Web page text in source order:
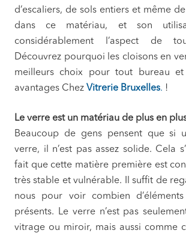
d’escaliers, de sols entiers et même
dans ce matériau, et son
considérablement l’aspect de
Découvrez pourquoi les cloisons en
meilleurs choix pour tout bureau et
avantages Chez Vitrerie Bruxelles. !
Le verre est un matériau de plus en
Beaucoup de gens pensent que si
verre, il n’est pas assez solide. Cela
fait que cette matière première est
très stable et vulnérable. Il suffit de
nous pour voir combien
présents. Le verre n’est pas
vitrage ou miroir, mais aussi comme